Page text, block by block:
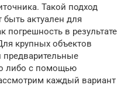
Такой подход
актуален для
погрешность в результате
крупных объектов
предварительные
либо с помощью
каждый вариант